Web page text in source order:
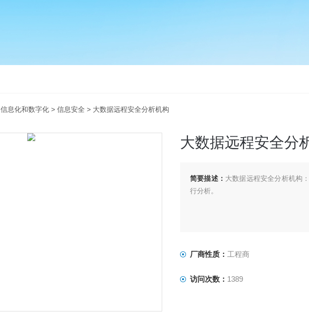
信息化和数字化 > 信息安全 > 大数据远程安全分析机构
大数据远程安全分
简要描述： 大数据远程安全分析机构
行分析。
厂商性质： 工程商
访问次数： 1389